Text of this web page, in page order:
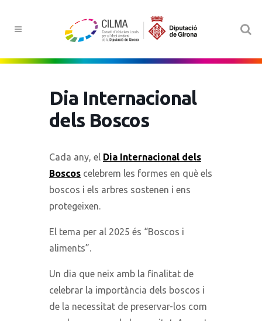
Dia Internacional
dels Boscos
Cada any, el Dia Internacional dels
Boscos celebrem les formes en què els
boscos i els arbres sostenen i ens
protegeixen.
El tema per al 2025 és “Boscos i
aliments”.
Un dia que neix amb la finalitat de
celebrar la importància dels boscos i
de la necessitat de preservar-los com